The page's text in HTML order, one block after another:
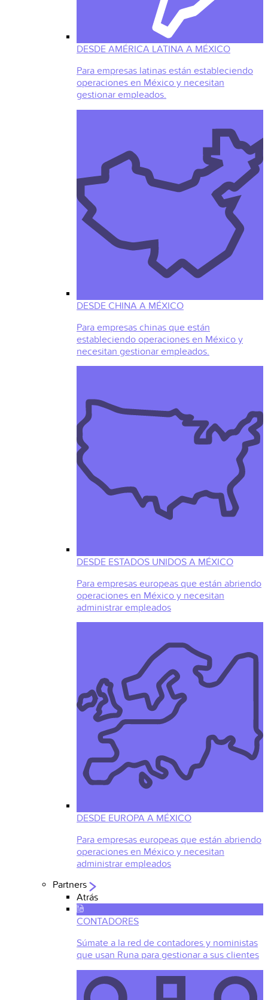
DESDE AMÉRICA LATINA A MÉXICO
Para empresas latinas están estableciendo
operaciones en México y necesitan
gestionar empleados.
DESDE CHINA A MÉXICO
Para empresas chinas que están
estableciendo operaciones en México y
necesitan gestionar empleados.
DESDE ESTADOS UNIDOS A MÉXICO
Para empresas europeas que están abriendo
operaciones en México y necesitan
administrar empleados
DESDE EUROPA A MÉXICO
Para empresas europeas que están abriendo
operaciones en México y necesitan
administrar empleados
Partners
Atrás
CONTADORES
Súmate a la red de contadores y noministas
que usan Runa para gestionar a sus clientes